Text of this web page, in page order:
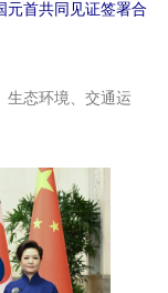
元首共同见证签署合
态环境、交通运